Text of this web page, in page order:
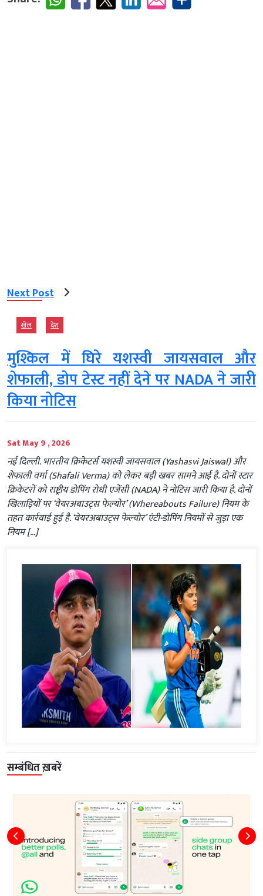
Next Post
खेल देश
मुश्किल में घिरे यशस्वी जायसवाल और
शेफाली, डोप टेस्ट नहीं देने पर NADA ने जारी
किया नोटिस
Sat May 9 , 2026
नई दिल्ली. भारतीय क्रिकेटर्स यशस्वी जायसवाल (Yashasvi Jaiswal) और
शेफाली वर्मा (Shafali Verma) को लेकर बड़ी खबर सामने आई है. दोनों स्टार
क्रिकेटरों को राष्ट्रीय डोपिंग रोधी एजेंसी (NADA) ने नोटिस जारी किया है. दोनों
खिलाड़ियों पर ‘वेयरअबाउट्स फेल्योर’ (Whereabouts Failure) नियम के
तहत कार्रवाई हुई है. ‘वेयरअबाउट्स फेल्योर’ एंटी-डोपिंग नियमों से जुड़ा एक
नियम […]
सम्बंधित ख़बरें